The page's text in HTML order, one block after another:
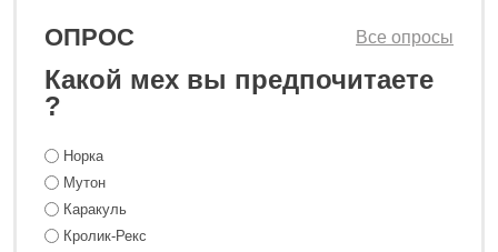
ОПРОС
Какой мех вы предпочитаете
?
Все опросы
Норка
Мутон
Каракуль
Кролик-Рекс